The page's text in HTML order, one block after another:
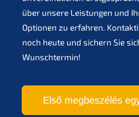
über unsere Leistungen und
Optionen zu erfahren.
noch heute und sichern Sie
Wunschtermin!
Első megbeszélés